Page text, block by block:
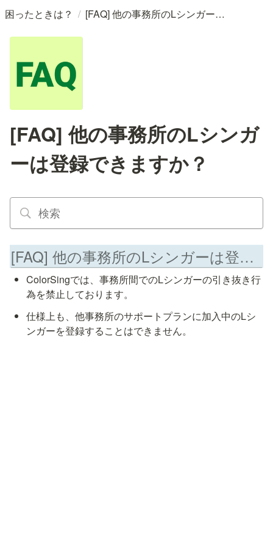
困ったときは？ / [FAQ] 他の事務所のLシンガーは登録できますか？
[FAQ] 他の事務所のLシンガ
ーは登録できますか？
[FAQ] 他の事務所のLシンガーは登録できますか？
ColorSingでは、事務所間でのLシンガーの引き抜き行
為を禁止しております。
仕様上も、他事務所のサポートプランに加入中のLシ
ンガーを登録することはできません。